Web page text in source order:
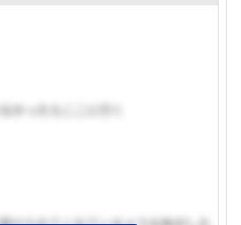
かったらここに行く